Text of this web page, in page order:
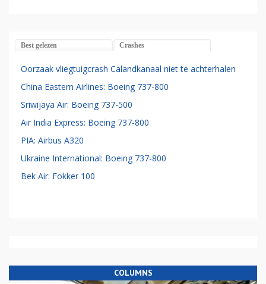
Best gelezen Crashes
Oorzaak vliegtuigcrash Calandkanaal niet te achterhalen
China Eastern Airlines: Boeing 737-800
Sriwijaya Air: Boeing 737-500
Air India Express: Boeing 737-800
PIA: Airbus A320
Ukraine International: Boeing 737-800
Bek Air: Fokker 100
COLUMNS